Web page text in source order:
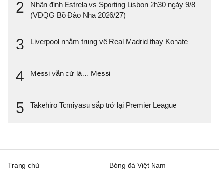
2
Nhận định Estrela vs Sporting Lisbon 2h30 ngày 9/8
(VĐQG Bồ Đào Nha 2026/27)
3 Liverpool nhắm trung vệ Real Madrid thay Konate
4 Messi vẫn cứ là… Messi
5 Takehiro Tomiyasu sắp trở lại Premier League
Trang chủ
Bóng đá Việt Nam